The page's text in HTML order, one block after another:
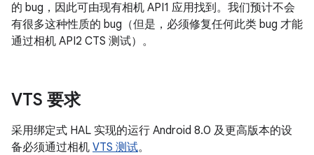
的 bug，因此可由现有相机 API1 应用找到。我们预计不会
有很多这种性质的 bug（但是，必须修复任何此类 bug 才能
通过相机 API2 CTS 测试）。
VTS 要求
采用绑定式 HAL 实现的运行 Android 8.0 及更高版本的设
备必须通过相机 VTS 测试。